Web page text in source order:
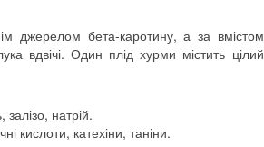
джерелом бета-каротину, а за вмістом
вдвічі. Один плід хурми містить цілий
натрій.
кислоти, катехіни, таніни.